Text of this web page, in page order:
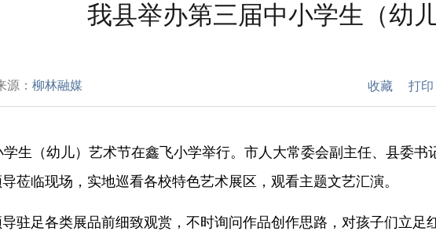
我县举办第三届中小学生（幼
源：柳林融媒 收藏 打印
学生（幼儿）艺术节在鑫飞小学举行。市人大常委会副主任、县委
莅临现场，实地巡看各校特色艺术展区，观看主题文艺汇演。
足各类展品前细致观赏，不时询问作品创作思路，对孩子们立足